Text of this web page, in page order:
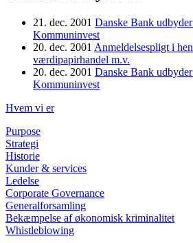
21. dec. 2001 Danske Bank
Kommuninvest
20. dec. 2001 Anmeldelsespligt i
værdipapirhandel m.v.
20. dec. 2001 Danske Bank
Kommuninvest
Hvem vi er
Purpose
Strategi
Historie
Kunder & services
Ledelse
Corporate Governance
Generalforsamling
Bekæmpelse af økonomisk kriminalitet
Whistleblowing